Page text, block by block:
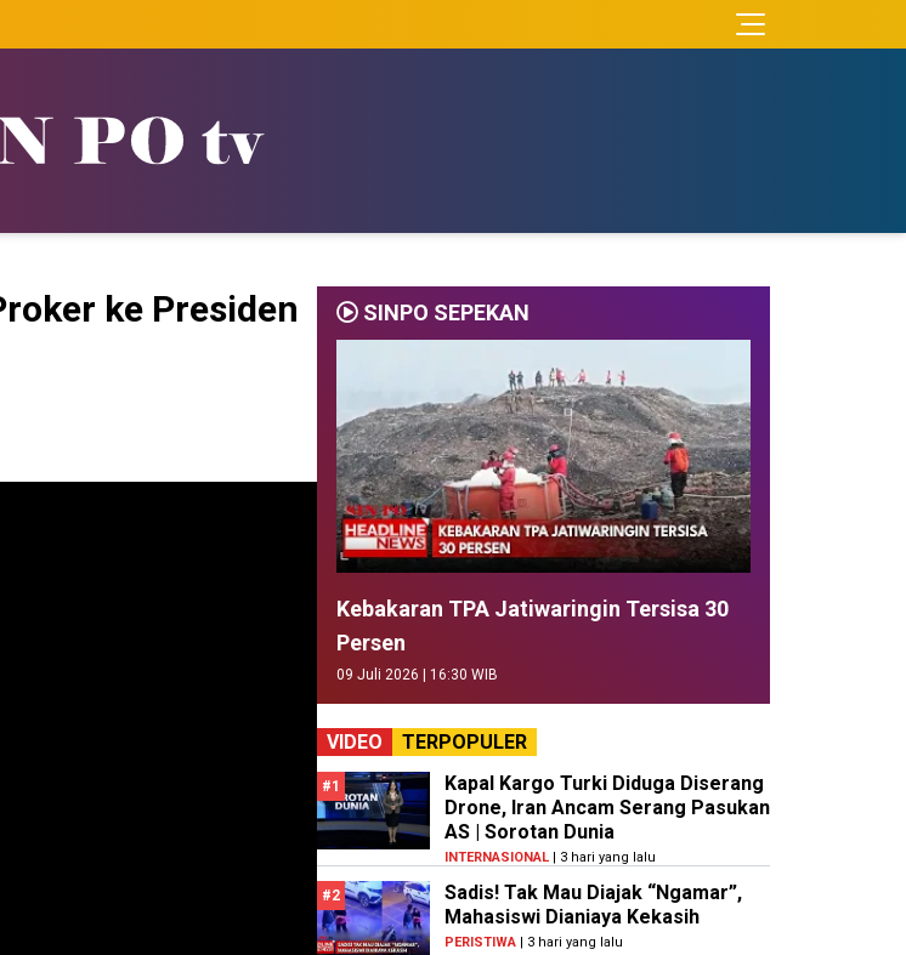
ke Presiden
SINPO SEPEKAN
Kebakaran TPA Jatiwaringin Tersisa 30
Persen
09 Juli 2026 | 16:30 WIB
VIDEO TERPOPULER
#1
Kapal Kargo Turki Diduga Diserang
Drone, Iran Ancam Serang Pasukan
AS | Sorotan Dunia
INTERNASIONAL| 3 hari yang lalu
#2
Sadis! Tak Mau Diajak “Ngamar”,
Mahasiswi Dianiaya Kekasih
PERISTIWA| 3 hari yang lalu